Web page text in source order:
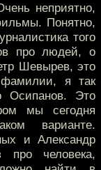
неприятно,
Понятно,
того
про людей, о
Шевырев, это
я так
Осипанов. Это
мы сегодня
варианте.
и Александр
про человека,